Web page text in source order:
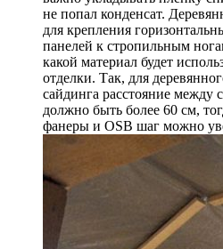
не попал конденсат.
для крепления
панелей к стропильным
какой материал будет
отделки. Так, для
сайдинга расстояние между
должно быть более 60 см,
фанеры и OSB шаг можно